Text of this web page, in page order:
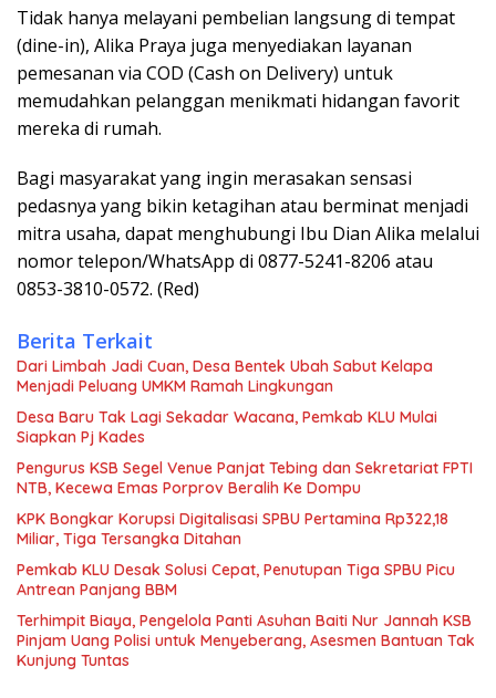
Tidak hanya melayani pembelian langsung di tempat
(dine-in), Alika Praya juga menyediakan layanan
pemesanan via COD (Cash on Delivery) untuk
memudahkan pelanggan menikmati hidangan favorit
mereka di rumah.
Bagi masyarakat yang ingin merasakan sensasi
pedasnya yang bikin ketagihan atau berminat menjadi
mitra usaha, dapat menghubungi Ibu Dian Alika melalui
nomor telepon/WhatsApp di 0877-5241-8206 atau
0853-3810-0572. (Red)
Berita Terkait
Dari Limbah Jadi Cuan, Desa Bentek Ubah Sabut Kelapa
Menjadi Peluang UMKM Ramah Lingkungan
Desa Baru Tak Lagi Sekadar Wacana, Pemkab KLU Mulai
Siapkan Pj Kades
Pengurus KSB Segel Venue Panjat Tebing dan Sekretariat FPTI
NTB, Kecewa Emas Porprov Beralih Ke Dompu
KPK Bongkar Korupsi Digitalisasi SPBU Pertamina Rp322,18
Miliar, Tiga Tersangka Ditahan
Pemkab KLU Desak Solusi Cepat, Penutupan Tiga SPBU Picu
Antrean Panjang BBM
Terhimpit Biaya, Pengelola Panti Asuhan Baiti Nur Jannah KSB
Pinjam Uang Polisi untuk Menyeberang, Asesmen Bantuan Tak
Kunjung Tuntas